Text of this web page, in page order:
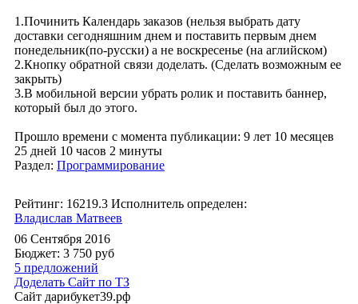
1.Починить Календарь заказов (нельзя выбрать дату
доставки сегодняшним днем и поставить первым днем
понедельник(по-русски) а не воскресенье (на аглийском)
2.Кнопку обратной связи доделать. (Сделать возможным ее
закрыть)
3.В мобильной версии убрать ролик и поставить баннер,
который был до этого.
Прошло времени с момента публикации: 9 лет 10 месяцев
25 дней 10 часов 2 минуты
Раздел: Программирование
Рейтинг: 16219.3 Исполнитель определен:
Владислав Матвеев
06 Сентября 2016
Бюджет: 3 750 руб
5 предложений
Доделать Сайт по ТЗ
Сайт дарибукет39.рф